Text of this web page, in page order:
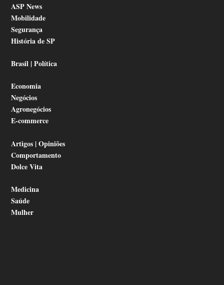
ASP News
Mobilidade
Segurança
História de SP
Brasil | Política
Economia
Negócios
Agronegócios
E-commerce
Artigos | Opiniões
Comportamento
Dolce Vita
Medicina
Saúde
Mulher